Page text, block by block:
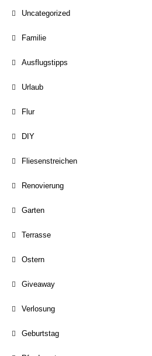
Uncategorized
Familie
Ausflugstipps
Urlaub
Flur
DIY
Fliesenstreichen
Renovierung
Garten
Terrasse
Ostern
Giveaway
Verlosung
Geburtstag